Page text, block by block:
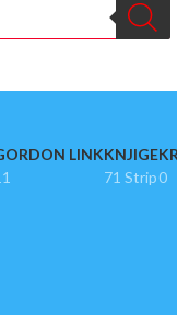
LINKKNJIGE
71 Strip0